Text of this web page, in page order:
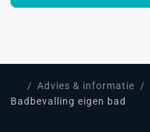
Advies & informatie
Badbevalling eigen bad